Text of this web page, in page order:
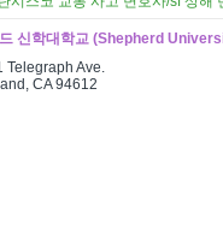
신학대학교 (Shepherd
Telegraph Ave.
CA 94612